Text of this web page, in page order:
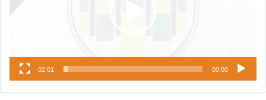
00:00
02:01